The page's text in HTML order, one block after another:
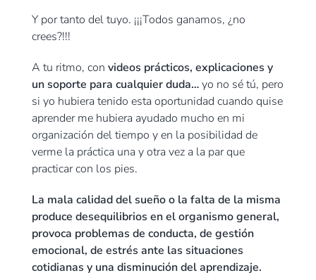
Y por tanto del tuyo. ¡¡¡Todos ganamos, ¿no
crees?!!!
A tu ritmo, con videos prácticos, explicaciones y
un soporte para cualquier duda…yo no sé tú, pero
si yo hubiera tenido esta oportunidad cuando quise
aprender me hubiera ayudado mucho en mi
organización del tiempo y en la posibilidad de
verme la práctica una y otra vez a la par que
practicar con los pies.
La mala calidad del sueño o la falta de la misma
produce desequilibrios en el organismo general,
provoca problemas de conducta, de gestión
emocional, de estrés ante las situaciones
cotidianas y una disminución del aprendizaje.